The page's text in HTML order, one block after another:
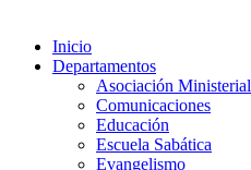
Inicio
Departamentos
Asociación Ministerial
Comunicaciones
Educación
Escuela Sabática
Evangelismo